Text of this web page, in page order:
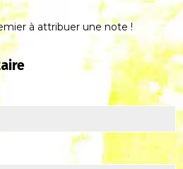
à attribuer une note !